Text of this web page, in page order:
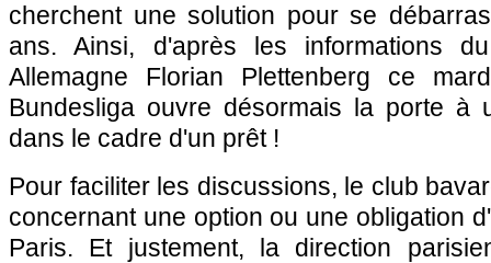
cherchent une solution pour se
ans. Ainsi, d'après les informations
Allemagne Florian Plettenberg ce
Bundesliga ouvre désormais la porte à
dans le cadre d'un prêt !
Pour faciliter les discussions, le club
concernant une option ou une obligation
Paris. Et justement, la direction